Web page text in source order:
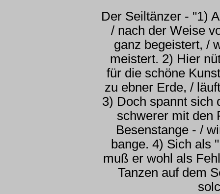
Der Seiltänzer - "1)
/ nach der Weise
ganz begeistert, /
meistert. 2) Hier
für die schöne
zu ebner Erde, /
3) Doch spannt sich
schwerer mit den
Besenstange - /
bange. 4) Sich als
muß er wohl als
Tanzen auf dem